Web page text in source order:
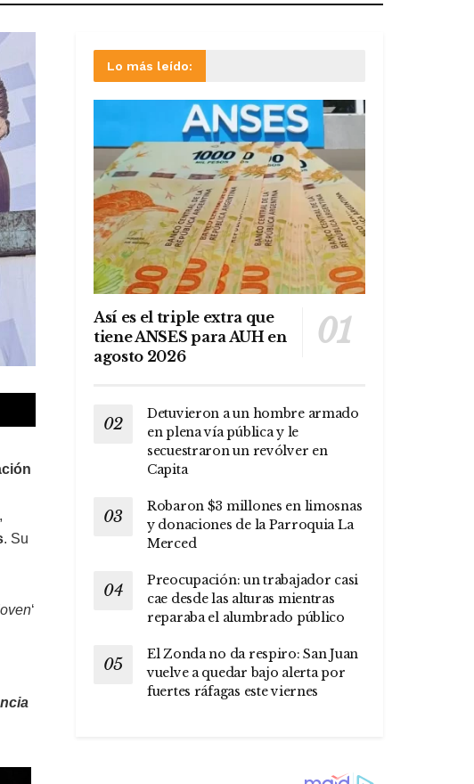
. Su
‘
Lo más leído:
Así es el triple extra que
tiene ANSES para AUH en
agosto 2026
Detuvieron a un hombre armado
en plena vía pública y le
secuestraron un revólver en
Capita
Robaron $3 millones en limosnas
y donaciones de la Parroquia La
Merced
Preocupación: un trabajador casi
cae desde las alturas mientras
reparaba el alumbrado público
El Zonda no da respiro: San Juan
vuelve a quedar bajo alerta por
fuertes ráfagas este viernes